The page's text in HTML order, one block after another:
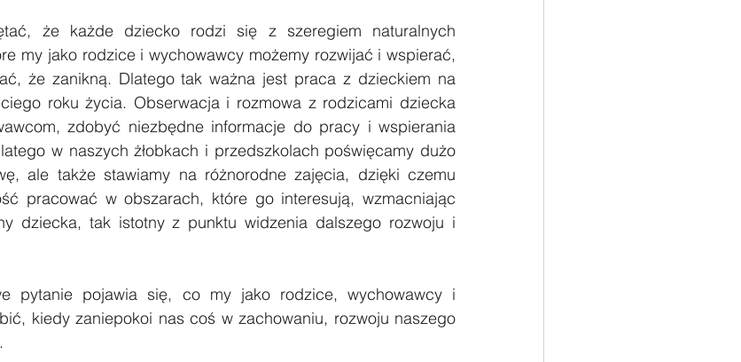
że każde dziecko rodzi się z szeregiem naturalnych
my jako rodzice i wychowawcy możemy rozwijać i wspierać,
że zanikną. Dlatego tak ważna jest praca z dzieckiem na
roku życia. Obserwacja i rozmowa z rodzicami dziecka
zdobyć niezbędne informacje do pracy i wspierania
w naszych żłobkach i przedszkolach poświęcamy dużo
ale także stawiamy na różnorodne zajęcia, dzięki czemu
pracować w obszarach, które go interesują, wzmacniając
dziecka, tak istotny z punktu widzenia dalszego rozwoju i
pytanie pojawia się, co my jako rodzice, wychowawcy i
kiedy zaniepokoi nas coś w zachowaniu, rozwoju naszego